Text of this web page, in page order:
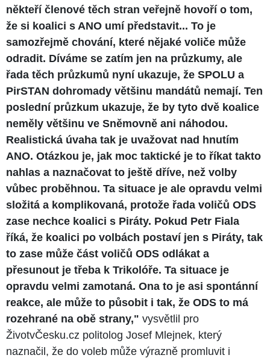
někteří členové těch stran veřejně hovoří o tom,
že si koalici s ANO umí představit... To je
samozřejmě chování, které nějaké voliče může
odradit. Díváme se zatím jen na průzkumy, ale
řada těch průzkumů nyní ukazuje, že SPOLU a
PirSTAN dohromady většinu mandátů nemají. Ten
poslední průzkum ukazuje, že by tyto dvě koalice
neměly většinu ve Sněmovně ani náhodou.
Realistická úvaha tak je uvažovat nad hnutím
ANO. Otázkou je, jak moc taktické je to říkat takto
nahlas a naznačovat to ještě dříve, než volby
vůbec proběhnou. Ta situace je ale opravdu velmi
složitá a komplikovaná, protože řada voličů ODS
zase nechce koalici s Piráty. Pokud Petr Fiala
říká, že koalici po volbách postaví jen s Piráty, tak
to zase může část voličů ODS odlákat a
přesunout je třeba k Trikolóře. Ta situace je
opravdu velmi zamotaná. Ona to je asi spontánní
reakce, ale může to působit i tak, že ODS to má
rozehrané na obě strany," vysvětlil pro
ŽivotvČesku.cz politolog Josef Mlejnek, který
naznačil, že do voleb může výrazně promluvit i